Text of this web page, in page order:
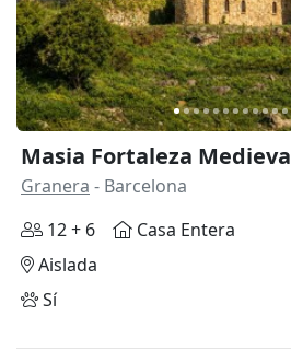
Masia Fortaleza
Granera - Barcelona
12 + 6
Casa Entera
Aislada
Sí